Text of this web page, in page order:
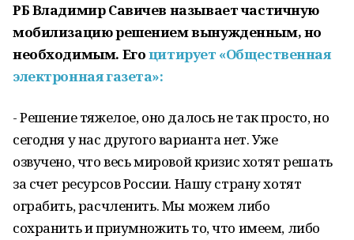
РБ Владимир Савичев называет частичную
мобилизацию решением вынужденным, но
необходимым. Егоцитирует «Общественная
электронная газета»:
- Решение тяжелое, оно далось не так просто, но
сегодня у нас другого варианта нет. Уже
озвучено, что весь мировой кризис хотят решать
за счет ресурсов России. Нашу страну хотят
ограбить, расчленить. Мы можем либо
сохранить и приумножить то, что имеем, либо